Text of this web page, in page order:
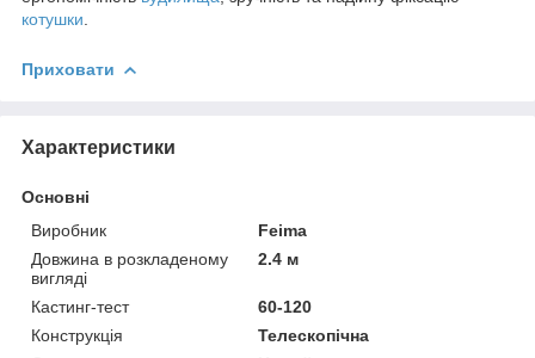
котушки
Приховати
Характеристики
Основні
Виробник
Feima
Довжина в розкладеному
вигляді
2.4 м
Кастинг-тест
60-120
Конструкція
Телескопічна